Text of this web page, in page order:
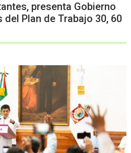
presenta Gobierno
Plan de Trabajo 30, 60